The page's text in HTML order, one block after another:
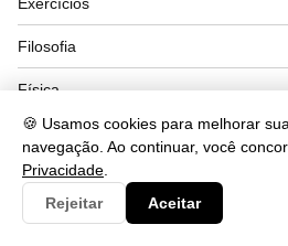
🍪 Usamos cookies para melhorar
navegação. Ao continuar, você
Privacidade
Rejeitar
Aceitar
Filosofia
Física
Geografia
Gramática
História